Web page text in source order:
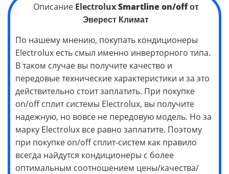
Описание ElectroluxSmartlineon/off от
Эверест Климат
По нашему мнению, покупать кондиционеры
Electrolux есть смыл именно инверторного типа.
В таком случае вы получите качество и
передовые технические характеристики и за это
действительно стоит заплатить. При покупке
on/off сплит системы Electrolux, вы получите
надежную, но вовсе не передовую модель. Но за
марку Electrolux все равно заплатите. Поэтому
при покупке on/off сплит-систем как правило
всегда найдутся кондиционеры с более
оптимальным соотношением цены/качества/